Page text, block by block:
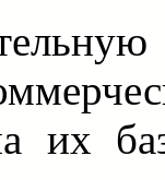
их